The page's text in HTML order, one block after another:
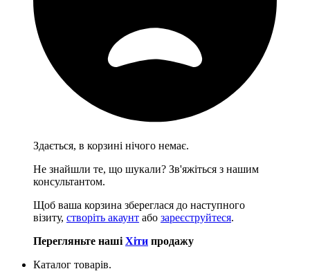
Здається, в корзині нічого немає.
Не знайшли те, що шукали? Зв'яжіться з нашим
консультантом.
Щоб ваша корзина збереглася до наступного
візиту, створіть акаунт або зареєструйтеся.
Перегляньте наші Хіти продажу
Каталог товарів.